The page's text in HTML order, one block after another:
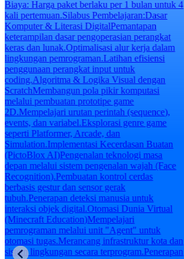
Biaya: Harga paket berlaku per 1 bulan untuk 4
kali pertemuan.Silabus Pembelajaran:Dasar
Komputer & Literasi DigitalPemantapan
keterampilan dasar pengoperasian perangkat
keras dan lunak.Optimalisasi alur kerja dalam
lingkungan pemrograman.Latihan efisiensi
penggunaan perangkat input untuk
coding.Algoritma & Logika Visual dengan
ScratchMembangun pola pikir komputasi
melalui pembuatan prototipe game
2D.Mempelajari urutan perintah (sequence),
events, dan variabel.Eksplorasi genre game
seperti Platformer, Arcade, dan
Simulation.Implementasi Kecerdasan Buatan
(PictoBlox AI)Pengenalan teknologi masa
depan melalui sistem pengenalan wajah (Face
Recognition).Pembuatan kontrol cerdas
berbasis gestur dan sensor gerak
tubuh.Penerapan deteksi manusia untuk
interaksi objek digital.Otomasi Dunia Virtual
(Minecraft Education)Mempelajari
pemrograman melalui unit "Agent" untuk
otomasi tugas.Merancang infrastruktur kota dan
sistem lingkungan secara terprogram.Penerapan